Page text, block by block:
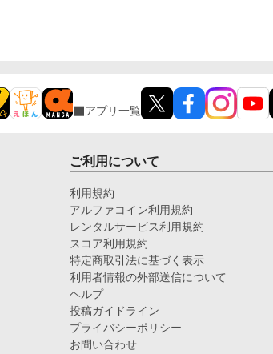
アプリ一覧
ご利用について
利用規約
アルファコイン利用規約
レンタルサービス利用規約
スコア利用規約
特定商取引法に基づく表示
利用者情報の外部送信について
ヘルプ
投稿ガイドライン
プライバシーポリシー
お問い合わせ